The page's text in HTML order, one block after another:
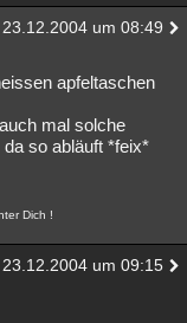
23.12.2004 um 08:49
apfeltaschen
mal solche
so abläuft *feix*
Dich !
23.12.2004 um 09:15